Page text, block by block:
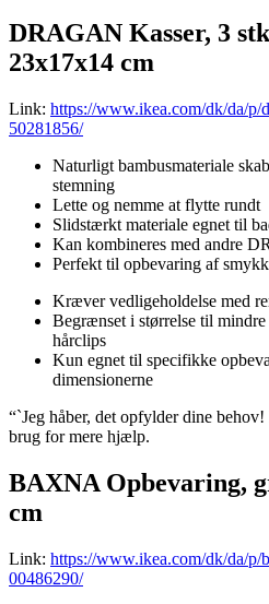
DRAGAN Kasser, 3
23x17x14 cm
Link: https://www.ikea.com/dk/da/p/
50281856/
Naturligt bambusmateriale
stemning
Lette og nemme at flytte rundt
Slidstærkt materiale egnet til
Kan kombineres med andre
Perfekt til opbevaring af
Kræver vedligeholdelse med
Begrænset i størrelse til
hårclips
Kun egnet til specifikke
dimensionerne
“`Jeg håber, det opfylder dine
brug for mere hjælp.
BAXNA Opbevaring,
cm
Link: https://www.ikea.com/dk/da/p/
00486290/